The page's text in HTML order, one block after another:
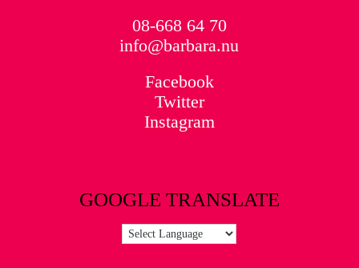
08-668 64 70
info@barbara.nu
Facebook
Twitter
Instagram
GOOGLE TRANSLATE